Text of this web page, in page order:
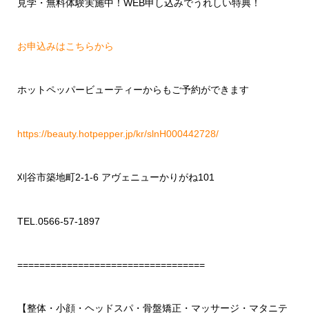
見学・無料体験実施中！WEB申し込みでうれしい特典！
お申込みはこちらから
ホットペッパービューティーからもご予約ができます
https://beauty.hotpepper.jp/kr/slnH000442728/
刈谷市築地町2-1-6 アヴェニューかりがね101
TEL.0566-57-1897
==================================
【整体・小顔・ヘッドスパ・骨盤矯正・マッサージ・マタニテ